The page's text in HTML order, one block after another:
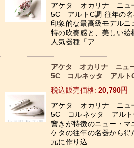
絞り込む
アケタ オカリナ ニュ
5C アルトC調 往年の名
印象的な最高級モデルニ
特の吹奏感と、美しい
人気器種「ア…
アケタ オカリナ ニュ
5C コルネッタ アルト
税込
: 20,790円
アケタ オカリナ ニュ
5C コルネッタ アルト
響きが特徴のニュー・マ
ケタの往年の名器から得
元に作り込…